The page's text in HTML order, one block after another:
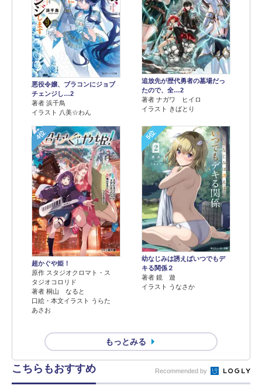
悪役令嬢、ブラコンにジョブ
チェンジし…2
著者 浜千鳥
イラスト 八美☆わん
追放先が歴代勇者の墓場だっ
たので、全…2
著者 ナガワ ヒイロ
イラスト きばとり
4位
超かぐや姫！
原作 スタジオクロマト・ス
タジオコロリド
著者 桐山 なると
口絵・本文イラスト うらた
あさお
5位
幼なじみは誘えばいつでもデ
キる関係２
著者 鏡 遊
イラスト うなさか
もっとみる
こちらもおすすめ Recommended by